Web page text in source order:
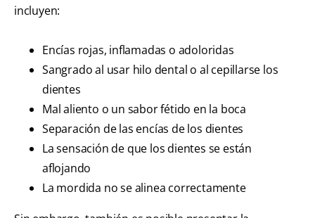
incluyen:
Encías rojas, inflamadas o adoloridas
Sangrado al usar hilo dental o al cepillarse los
dientes
Mal aliento o un sabor fétido en la boca
Separación de las encías de los dientes
La sensación de que los dientes se están
aflojando
La mordida no se alinea correctamente